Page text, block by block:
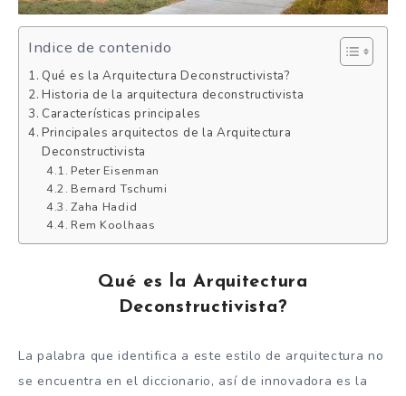
Indice de contenido
Qué es la Arquitectura Deconstructivista?
Historia de la arquitectura deconstructivista
Características principales
Principales arquitectos de la Arquitectura
Deconstructivista
Peter Eisenman
Bernard Tschumi
Zaha Hadid
Rem Koolhaas
Qué es la Arquitectura
Deconstructivista?
La palabra que identifica a este estilo de arquitectura no
se encuentra en el diccionario, así de innovadora es la